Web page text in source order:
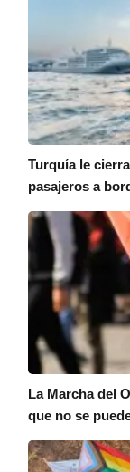
Turquía le
pasajeros a
La Marcha del
que no se